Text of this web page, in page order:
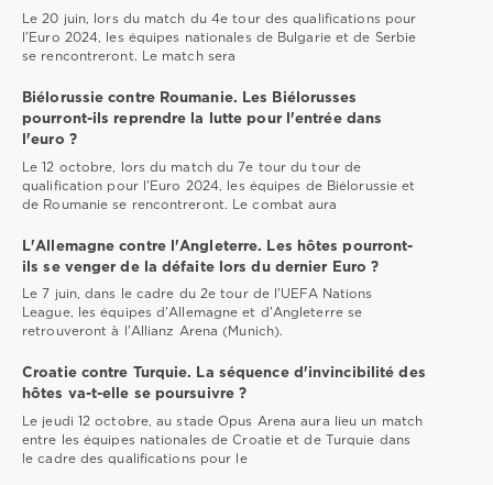
Le 20 juin, lors du match du 4e tour des qualifications pour
l'Euro 2024, les équipes nationales de Bulgarie et de Serbie
se rencontreront. Le match sera
Biélorussie contre Roumanie. Les Biélorusses
pourront-ils reprendre la lutte pour l'entrée dans
l'euro ?
Le 12 octobre, lors du match du 7e tour du tour de
qualification pour l'Euro 2024, les équipes de Biélorussie et
de Roumanie se rencontreront. Le combat aura
L'Allemagne contre l'Angleterre. Les hôtes pourront-
ils se venger de la défaite lors du dernier Euro ?
Le 7 juin, dans le cadre du 2e tour de l'UEFA Nations
League, les équipes d'Allemagne et d'Angleterre se
retrouveront à l'Allianz Arena (Munich).
Croatie contre Turquie. La séquence d'invincibilité des
hôtes va-t-elle se poursuivre ?
Le jeudi 12 octobre, au stade Opus Arena aura lieu un match
entre les équipes nationales de Croatie et de Turquie dans
le cadre des qualifications pour le